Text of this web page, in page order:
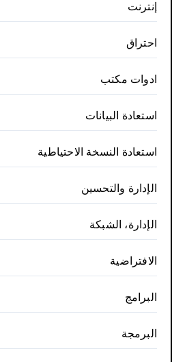
إنترنت
احتراق
ادوات مكتب
استعادة البيانات
استعادة النسخة الاحتياطية
الإدارة والتحسين
الإدارة، الشبكة
الافتراضية
البرامج
البرمجة